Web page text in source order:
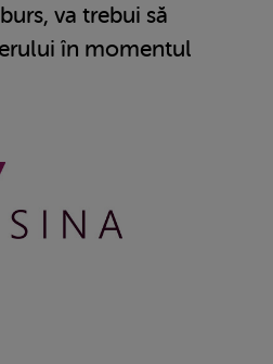
va trebui să
în momentul